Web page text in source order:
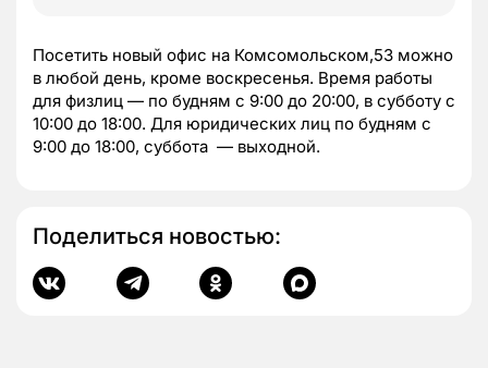
Посетить новый офис на Комсомольском,53 можно
в любой день, кроме воскресенья. Время работы
для физлиц — по будням с 9:00 до 20:00, в субботу с
10:00 до 18:00. Для юридических лиц по будням с
9:00 до 18:00, суббота — выходной.
Поделиться новостью: